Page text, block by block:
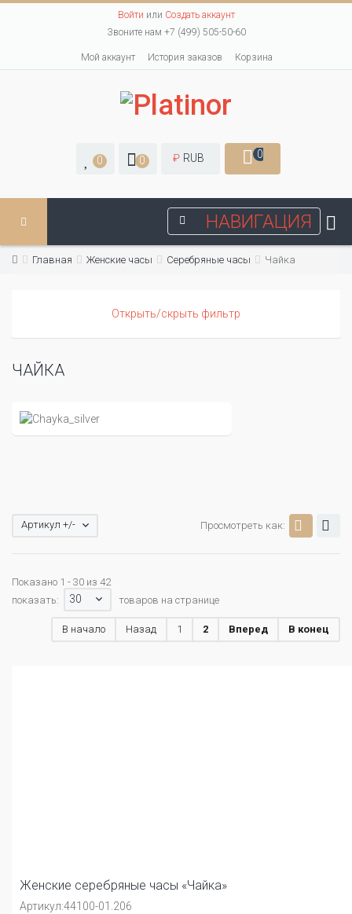
Войти или Создать аккаунт
Звоните нам +7 (499) 505-50-60
Мой аккаунт История заказов Корзина
0 0 ₽ RUB 0
НАВИГАЦИЯ
Главная Женские часы Серебряные часы Чайка
Открыть/скрыть фильтр
ЧАЙКА
Просмотреть как:
Артикул +/-
Показано 1 - 30 из 42
показать:
30 товаров на странице
В начало Назад 1 2 Вперед В конец
Женские серебряные часы «Чайка»
Артикул:44100-01.206